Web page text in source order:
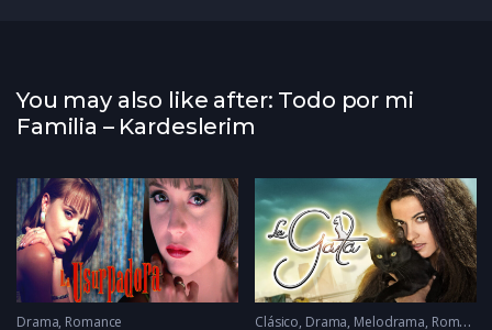
You may also like after: Todo por mi
Familia – Kardeslerim
Drama, Romance Clásico, Drama, Melodrama, Romance